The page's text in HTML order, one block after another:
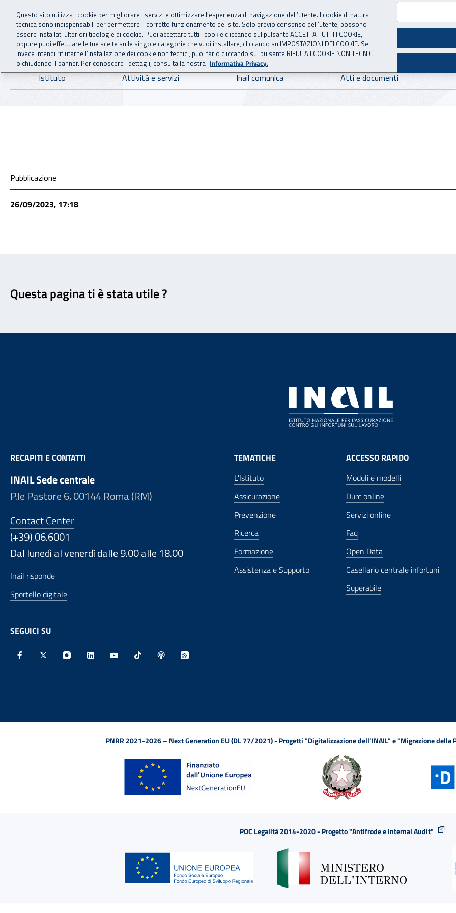
Vai al menu principale
Vai al contenuto principale
INAIL - Istituto Nazionale per l'Assicurazione
Navigazione principale
Istituto Attività e servizi Inail comunica Atti e documenti
Condivisione social
Pubblicazione
26/09/2023, 17:18
Questa pagina ti è stata utile ?
RECAPITI E CONTATTI
INAIL Sede centrale
P.le Pastore 6, 00144 Roma (RM)
Contact Center
(+39) 06.6001
Dal lunedì al venerdì dalle 9.00 alle 18.00
Inail risponde
Sportello digitale
SEGUICI SU
TEMATICHE
L'Istituto
Assicurazione
Prevenzione
Ricerca
Formazione
Assistenza e Supporto
ACCESSO RAPIDO
Moduli e modelli
Durc online
Servizi online
Faq
Open Data
Casellario centrale infortuni
Superabile
PNRR 2021-2026 – Next Generation EU (DL 77/2021) - Progetti "Digitalizzazione dell’INAIL" e "Migrazione della
POC Legalità 2014-2020 - Progetto "Antifrode e Internal Audit"
Questo sito utilizza i cookie per migliorare i servizi e ottimizzare l’esperienza di navigazione dell’utente. I cookie di natura
tecnica sono indispensabili per permettere il corretto funzionamento del sito. Solo previo consenso dell’utente, possono
essere installati ulteriori tipologie di cookie. Puoi accettare tutti i cookie cliccando sul pulsante ACCETTA TUTTI I COOKIE,
oppure puoi effettuare le tue scelte sulle singole categorie che vuoi installare, cliccando su IMPOSTAZIONI DEI COOKIE. Se
invece intendi rifiutarne l’installazione dei cookie non tecnici, puoi farlo cliccando sul pulsante RIFIUTA I COOKIE NON TECNICI
o chiudendo il banner. Per conoscere i dettagli, consulta la nostra Informativa Privacy.